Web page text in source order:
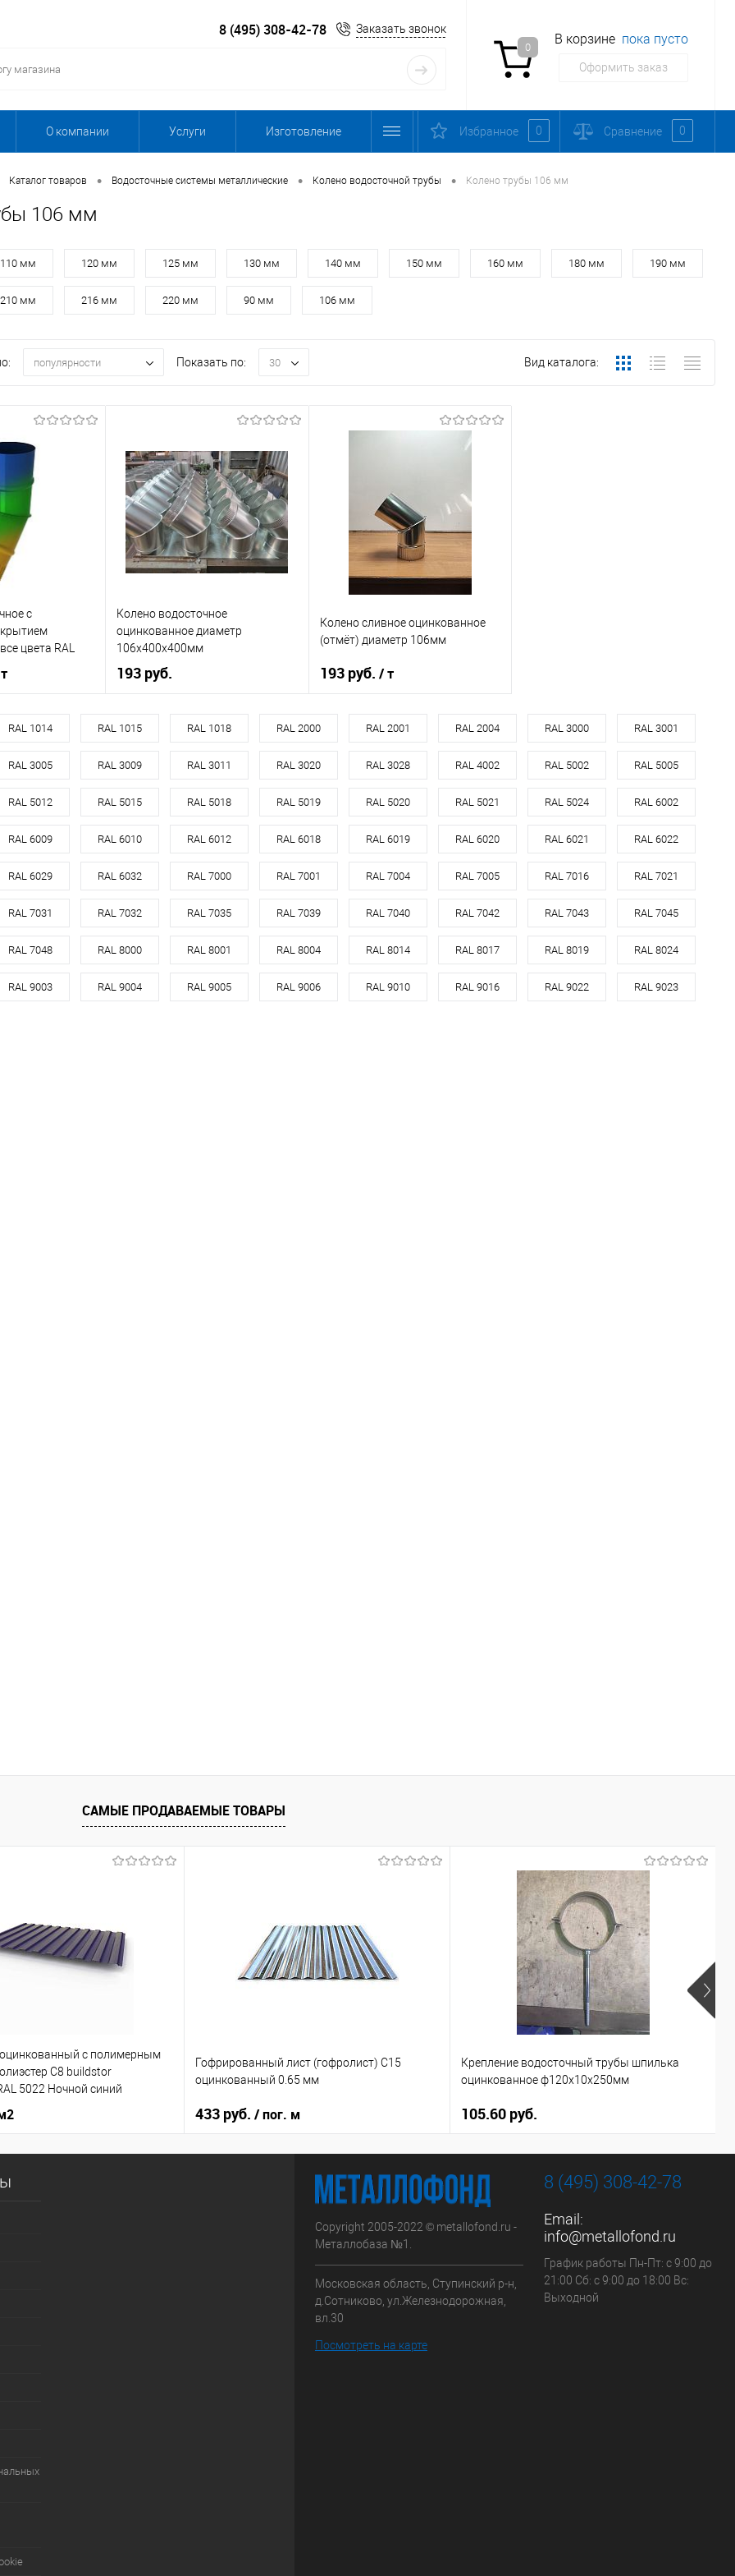
8 (495) 308-42-78 Заказать звонок
0
В корзине пока пусто
Оформить заказ
О компании Услуги Изготовление Избранное 0 Сравнение 0
Каталог товаров • Водосточные системы металлические • Колено водосточной трубы • Колено трубы 106 мм
106 мм
110 мм 120 мм 125 мм 130 мм 140 мм 150 мм 160 мм 180 мм 190 мм
210 мм 216 мм 220 мм 90 мм 106 мм
популярности Показать по: 30 Вид каталога:
с
цвета RAL
сталь с
порошковым
покрытием
все цвета RAL
Сравнение
Колено водосточное
оцинкованное диаметр
106х400x400мм
193 руб.
Диаметр, мм 106
Материал оцинкованная сталь
Цвет цинк
В корзину
Купить в 1 клик
Сравнение
В избранное
Под заказ
Колено сливное оцинкованное
(отмёт) диаметр 106мм
193 руб. / т
Диаметр, мм 106
Материал оцинкованная сталь
Цвет цинк
В корзину
Купить в 1 клик
Сравнение
В избранное
Под заказ
RAL 1014 RAL 1015 RAL 1018 RAL 2000 RAL 2001 RAL 2004 RAL 3000 RAL 3001
RAL 3005 RAL 3009 RAL 3011 RAL 3020 RAL 3028 RAL 4002 RAL 5002 RAL 5005
RAL 5012 RAL 5015 RAL 5018 RAL 5019 RAL 5020 RAL 5021 RAL 5024 RAL 6002
RAL 6009 RAL 6010 RAL 6012 RAL 6018 RAL 6019 RAL 6020 RAL 6021 RAL 6022
RAL 6029 RAL 6032 RAL 7000 RAL 7001 RAL 7004 RAL 7005 RAL 7016 RAL 7021
RAL 7031 RAL 7032 RAL 7035 RAL 7039 RAL 7040 RAL 7042 RAL 7043 RAL 7045
RAL 7048 RAL 8000 RAL 8001 RAL 8004 RAL 8014 RAL 8017 RAL 8019 RAL 8024
RAL 9003 RAL 9004 RAL 9005 RAL 9006 RAL 9010 RAL 9016 RAL 9022 RAL 9023
САМЫЕ ПРОДАВАЕМЫЕ ТОВАРЫ
с полимерным
С8 buildstor
5022 Ночной синий
Гофрированный лист (гофролист) С15
оцинкованный 0.65 мм
433 руб. / пог. м
Крепление водосточный трубы шпилька
оцинкованное ф120х10х250мм
105.60 руб.
Copyright 2005-2022 © metallofond.ru -
Металлобаза №1.
Московская область, Ступинский р-н,
д.Сотниково, ул.Железнодорожная,
вл.30
Посмотреть на карте
8 (495) 308-42-78
Email:
info@metallofond.ru
График работы Пн-Пт: с 9:00 до
21:00 Сб: с 9:00 до 18:00 Вс:
Выходной